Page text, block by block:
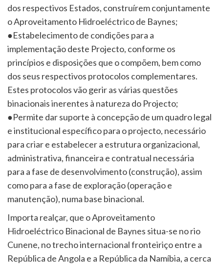
dos respectivos Estados, construírem conjuntamente
o Aproveitamento Hidroeléctrico de Baynes;
●Estabelecimento de condições para a
implementação deste Projecto, conforme os
princípios e disposições que o compõem, bem como
dos seus respectivos protocolos complementares.
Estes protocolos vão gerir as várias questões
binacionais inerentes à natureza do Projecto;
●Permite dar suporte à concepção de um quadro legal
e institucional específico para o projecto, necessário
para criar e estabelecer a estrutura organizacional,
administrativa, financeira e contratual necessária
para a fase de desenvolvimento (construção), assim
como para a fase de exploração (operação e
manutenção), numa base binacional.
Importa realçar, que o Aproveitamento
Hidroeléctrico Binacional de Baynes situa-se no rio
Cunene, no trecho internacional fronteiriço entre a
República de Angola e a República da Namíbia, a cerca